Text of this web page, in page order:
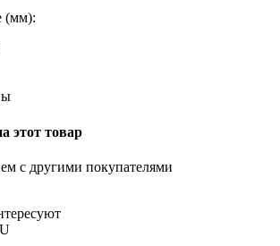
(мм):
этот товар
с другими покупателями